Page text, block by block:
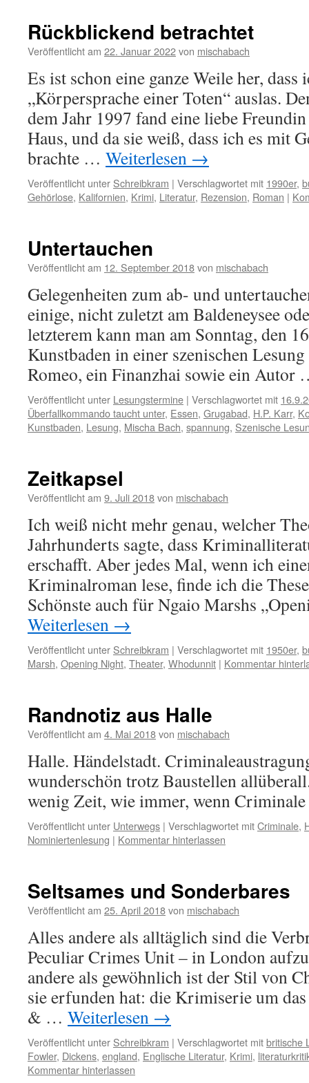
Rückblickend betrachtet
Veröffentlicht am 22. Januar 2022von mischabach
Es ist schon eine ganze Weile her, dass
„Körpersprache einer Toten“ auslas.
dem Jahr 1997 fand eine liebe
Haus, und da sie weiß, dass ich es mit
brachte … Weiterlesen →
Veröffentlicht unter Schreibkram | Verschlagwortet mit 1990er,
Gehörlose, Kalifornien, Krimi, Literatur, Rezension, Roman |
Untertauchen
Veröffentlicht am 12. September 2018von mischabach
Gelegenheiten zum ab- und
einige, nicht zuletzt am Baldeneysee
letzterem kann man am Sonntag, den
Kunstbaden in einer szenischen
Romeo, ein Finanzhai sowie ein
Veröffentlicht unter Lesungstermine | Verschlagwortet mit
Überfallkommando taucht unter, Essen, Grugabad, H.P. Karr,
Kunstbaden, Lesung, Mischa Bach, spannung, Szenische
Zeitkapsel
Veröffentlicht am 9. Juli 2018von mischabach
Ich weiß nicht mehr genau, welcher
Jahrhunderts sagte, dass
erschafft. Aber jedes Mal, wenn ich
Kriminalroman lese, finde ich die
Schönste auch für Ngaio Marshs
Weiterlesen →
Veröffentlicht unter Schreibkram | Verschlagwortet mit 1950er,
Marsh, Opening Night, Theater, Whodunnit | Kommentar
Randnotiz aus Halle
Veröffentlicht am 4. Mai 2018von mischabach
Halle. Händelstadt.
wunderschön trotz Baustellen
wenig Zeit, wie immer, wenn
Veröffentlicht unter Unterwegs | Verschlagwortet mitCriminale,
Nominiertenlesung | Kommentar hinterlassen
Seltsames und Sonderbares
Veröffentlicht am 25. April 2018von mischabach
Alles andere als alltäglich sind die
Peculiar Crimes Unit – in London
andere als gewöhnlich ist der Stil von
sie erfunden hat: die Krimiserie um
& … Weiterlesen →
Veröffentlicht unter Schreibkram | Verschlagwortet mitbritische
Fowler, Dickens, england, Englische Literatur, Krimi,
Kommentar hinterlassen